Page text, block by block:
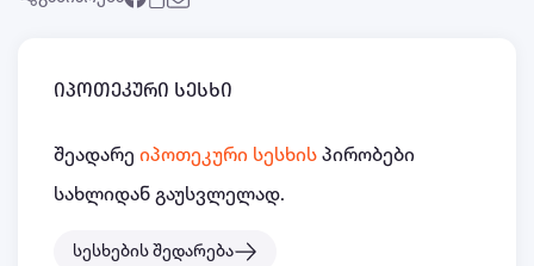
იპოთეკური სესხი
შეადარე იპოთეკური სესხის პირობები
სახლიდან გაუსვლელად.
სესხების შედარება